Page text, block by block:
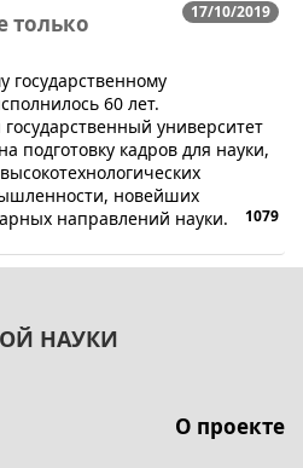
17/10/2019
только
государственному
60 лет.
университет
подготовку кадров для науки,
новейших
направлений науки.
1079
НАУКИ
О проекте